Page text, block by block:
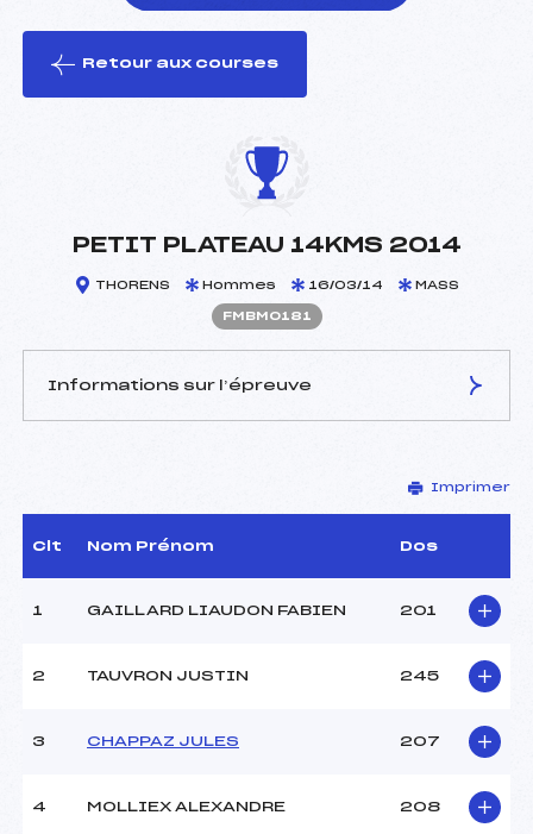
le ski
Retour aux courses
PETIT PLATEAU 14KMS 2014
THORENS Hommes 16/03/14 MASS
FMBM0181
Informations sur l’épreuve
METRAL BERNARD (MB)
D.T Adjoint :
–
Dir. Epreuve :
LE DIOURON RENE (MB)
GLIERES
14 km
Point Bas :
Imprimer
Clt Nom Prénom Dos
1 GAILLARD LIAUDON FABIEN 201
2 TAUVRON JUSTIN 245
3 CHAPPAZ JULES 207
4 MOLLIEX ALEXANDRE 208